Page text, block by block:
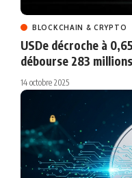
BLOCKCHAIN & CRYPTO
USDe décroche à
débourse 283
14 octobre 2025